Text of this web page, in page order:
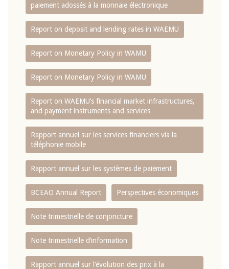
paiement adossés à la monnaie électronique
Report on deposit and lending rates in WAEMU
Report on Monetary Policy in WAMU
Report on Monetary Policy in WAMU
Report on WAEMU’s financial market infrastructures,
and payment instruments and services
Rapport annuel sur les services financiers via la
téléphonie mobile
Rapport annuel sur les systèmes de paiement
BCEAO Annual Report Perspectives économiques
Note trimestrielle de conjoncture
Note trimestrielle d‘information
Rapport annuel sur l‘évolution des prix à la